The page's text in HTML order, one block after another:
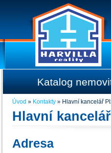
Katalog
Úvod » Kontakty » Hlavní kancelář
Hlavní
Adresa